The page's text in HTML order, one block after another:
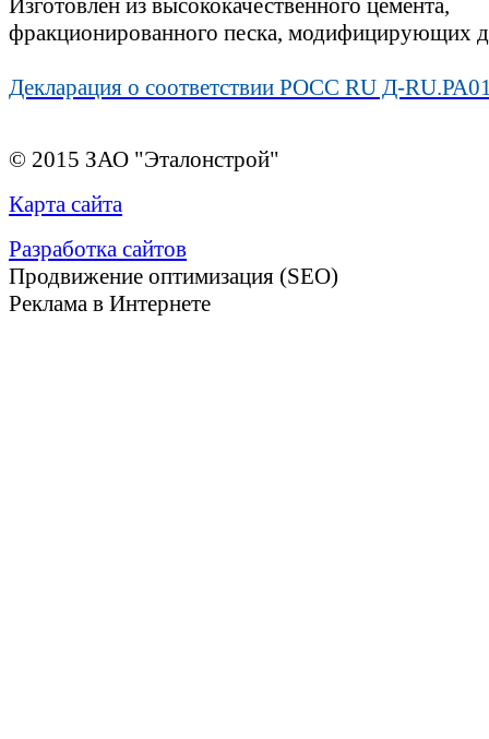
Изготовлен из высококачественного цемента,
фракционированного песка, модифицирующих
Декларация о соответствии РОСС RU Д-
© 2015 ЗАО "Эталонстрой"
Карта сайта
Разработка сайтов
Продвижение оптимизация (SEO)
Реклама в Интернете